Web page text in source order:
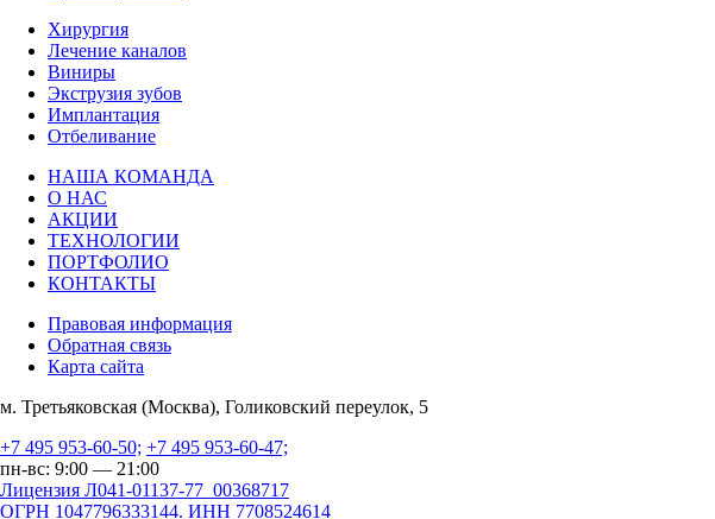
Хирургия
Лечение каналов
Виниры
Экструзия зубов
Имплантация
Отбеливание
НАША КОМАНДА
О НАС
АКЦИИ
ТЕХНОЛОГИИ
ПОРТФОЛИО
КОНТАКТЫ
Правовая информация
Обратная связь
Карта сайта
м. Третьяковская (Москва), Голиковский переулок, 5
+7 495 953-60-50; +7 495 953-60-47;
пн-вс: 9:00 — 21:00
Лицензия Л041-01137-77_00368717
ОГРН 1047796333144. ИНН 7708524614